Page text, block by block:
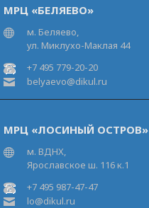
МРЦ «БЕЛЯЕВО»
м. Беляево,
ул. Миклухо-Маклая 44
+7 495 779-20-20
belyaevo@dikul.ru
МРЦ «ЛОСИНЫЙ ОСТРОВ»
м. ВДНХ,
Ярославское ш. 116 к.1
+7 495 987-47-47
lo@dikul.ru